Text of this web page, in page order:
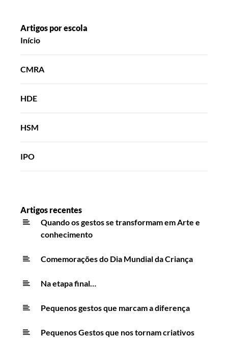
Artigos por escola
Início
CMRA
HDE
HSM
IPO
Artigos recentes
Quando os gestos se transformam em Arte e
conhecimento
Comemorações do Dia Mundial da Criança
Na etapa final…
Pequenos gestos que marcam a diferença
Pequenos Gestos que nos tornam criativos